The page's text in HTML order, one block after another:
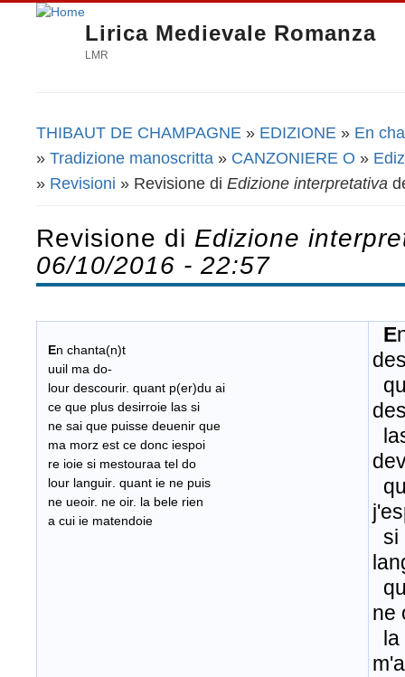
Lirica Medievale Romanza
LMR
Tu sei qui
THIBAUT DE CHAMPAGNE » EDIZIONE » En
» Tradizione manoscritta » CANZONIERE O »
» Revisioni » Revisione di Edizione interpretativa
Revisione di Edizione
06/10/2016 - 22:57
En chanta(n)t
uuil ma do-
lour descourir. quant p(er)du ai
​ ce que plus desirroie las si
ne sai que puisse deuenir que
ma morz est ce donc iespoi
re ioie si mestouraa tel do
lour languir quant ie ne puis
ne ueoir. ne oir. la bele rien
a cui ie matendoie
E
si
ne
la